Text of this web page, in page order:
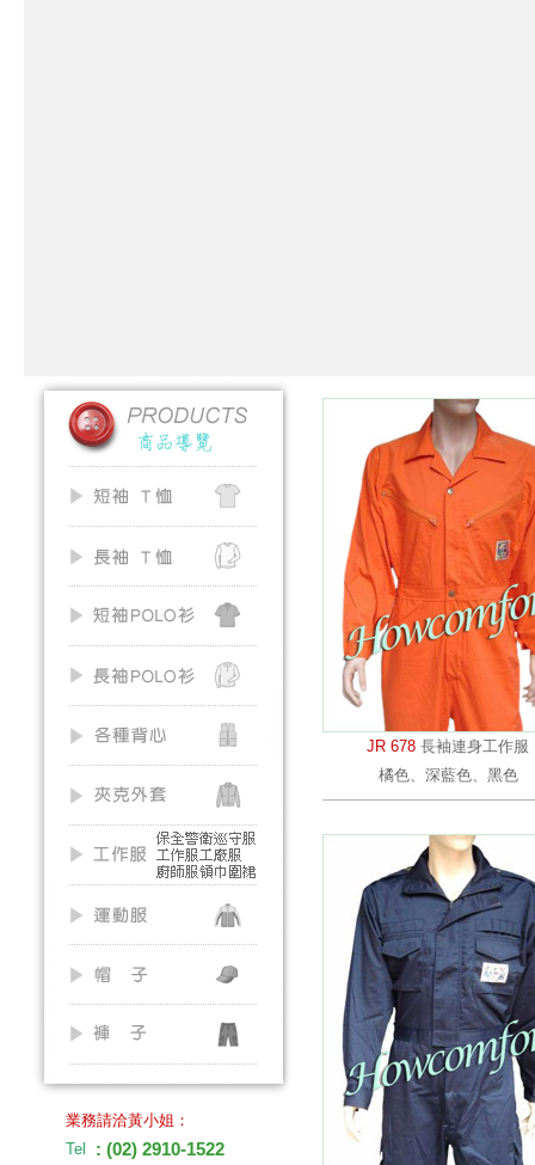
業務請洽黃小姐：
Tel
: (02) 2910-1522
JR 678 長袖連身工作服
橘色、深藍色、黑色